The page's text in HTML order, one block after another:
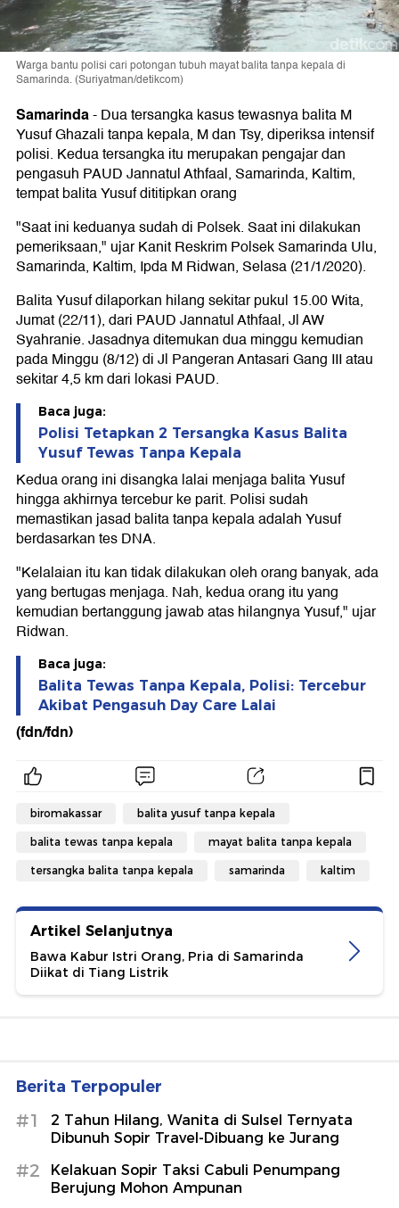
Warga bantu polisi cari potongan tubuh mayat balita tanpa kepala di
Samarinda. (Suriyatman/detikcom)
Samarinda-Dua tersangka kasus tewasnya balita M
Yusuf Ghazali tanpa kepala, M dan Tsy, diperiksa intensif
polisi. Kedua tersangka itu merupakan pengajar dan
pengasuh PAUD Jannatul Athfaal, Samarinda, Kaltim,
tempat balita Yusuf dititipkan orang
"Saat ini keduanya sudah di Polsek. Saat ini dilakukan
pemeriksaan," ujar Kanit Reskrim Polsek Samarinda Ulu,
Samarinda, Kaltim, Ipda M Ridwan, Selasa (21/1/2020).
Balita Yusuf dilaporkan hilang sekitar pukul 15.00 Wita,
Jumat (22/11), dari PAUD Jannatul Athfaal, Jl AW
Syahranie. Jasadnya ditemukan dua minggu kemudian
pada Minggu (8/12) di Jl Pangeran Antasari Gang III atau
sekitar 4,5 km dari lokasi PAUD.
Baca juga:
Polisi Tetapkan 2 Tersangka Kasus Balita
Yusuf Tewas Tanpa Kepala
Kedua orang ini disangka lalai menjaga balita Yusuf
hingga akhirnya tercebur ke parit. Polisi sudah
memastikan jasad balita tanpa kepala adalah Yusuf
berdasarkan tes DNA.
"Kelalaian itu kan tidak dilakukan oleh orang banyak, ada
yang bertugas menjaga. Nah, kedua orang itu yang
kemudian bertanggung jawab atas hilangnya Yusuf," ujar
Ridwan.
Baca juga:
Balita Tewas Tanpa Kepala, Polisi: Tercebur
Akibat Pengasuh Day Care Lalai
(fdn/fdn)
biromakassar balita yusuf tanpa kepala
balita tewas tanpa kepala mayat balita tanpa kepala
tersangka balita tanpa kepala samarinda kaltim
Artikel Selanjutnya
Bawa Kabur Istri Orang, Pria di Samarinda
Diikat di Tiang Listrik
Berita Terpopuler
#1
2 Tahun Hilang, Wanita di Sulsel Ternyata
Dibunuh Sopir Travel-Dibuang ke Jurang
#2
Kelakuan Sopir Taksi Cabuli Penumpang
Berujung Mohon Ampunan